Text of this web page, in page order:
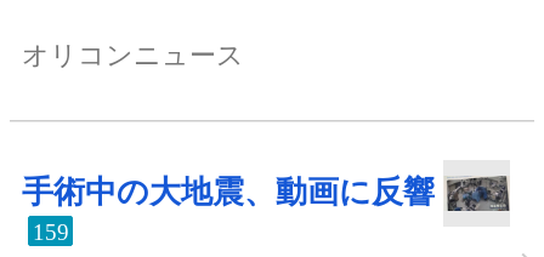
オリコンニュース
手術中の大地震、動画に反響
159